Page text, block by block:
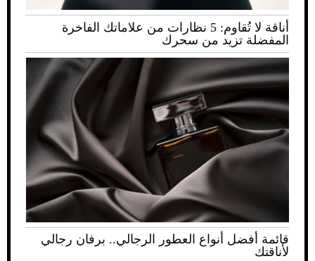
أناقة لا تُقاوم: 5 نظارات من علاماتك الفاخرة
المفضلة تزيد من سحرك
قائمة أفضل أنواع العطور الرجالي.. برفان رجالي
لأناقتك